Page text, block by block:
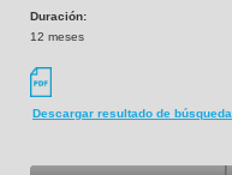
Duración:
12 meses
Descargar resultado de búsqueda